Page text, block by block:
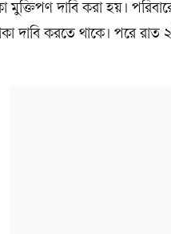
মুক্তিপণ দাবি করা হয়।
করতে থাকে। পরে রাত